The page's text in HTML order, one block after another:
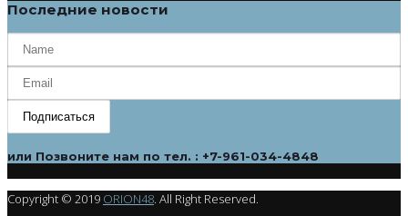
Последние новости
Подписаться
или Позвоните нам по тел. : +7-961-034-4848
Copyright © 2019 ORION48. All Right Reserved.